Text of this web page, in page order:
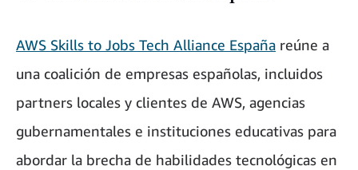
AWS Skills to Jobs Tech Alliance España reúne a
una coalición de empresas españolas, incluidos
partners locales y clientes de AWS, agencias
gubernamentales e instituciones educativas para
abordar la brecha de habilidades tecnológicas en